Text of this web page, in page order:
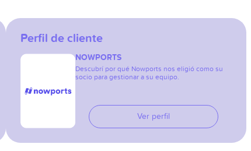
Perfil de cliente
NOWPORTS
Descubrí por qué Nowports nos eligió como su
socio para gestionar a su equipo.
Ver perfil